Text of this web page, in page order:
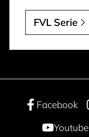
FVL Serie
Facebook
Youtube